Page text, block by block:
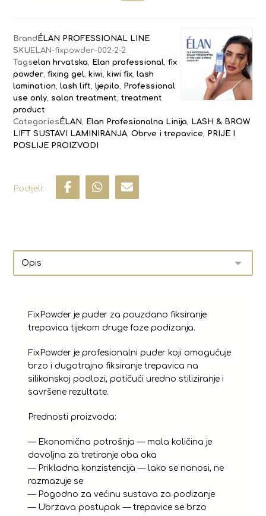
Brand ÉLAN PROFESSIONAL LINE
SKU ELAN-fixpowder-002-2-2
Tagselan hrvatska, Elan professional,fix
powder,fixing gel, kiwi, kiwi fix,lash
lamination,lash lift,ljepilo, Professional
use only, salon treatment,treatment
product
Categories ÉLAN, Elan Profesionalna Linija, LASH & BROW
LIFT SUSTAVI LAMINIRANJA,Obrve i trepavice, PRIJE I
POSLIJE PROIZVODI
FixPowder je puder za pouzdano fiksiranje
trepavica tijekom druge faze podizanja.
FixPowder je profesionalni puder koji omogućuje
brzo i dugotrajno fiksiranje trepavica na
silikonskoj podlozi, potičući uredno stiliziranje i
savršene rezultate.
Prednosti proizvoda:
— Ekonomična potrošnja — mala količina je
dovoljna za tretiranje oba oka
— Prikladna konzistencija — lako se nanosi, ne
razmazuje se
— Pogodno za većinu sustava za podizanje
— Ubrzava postupak — trepavice se brzo